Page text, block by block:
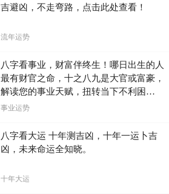
吉避凶，不走弯路，点击此处查看！
流年运势
八字看事业，财富伴终生！哪日出生的人
最有财官之命，十之八九是大官或富豪，
解读您的事业天赋，扭转当下不利困
局！！
事业运势
八字看大运 十年测吉凶，十年一运卜吉
凶，未来命运全知晓。
十年大运